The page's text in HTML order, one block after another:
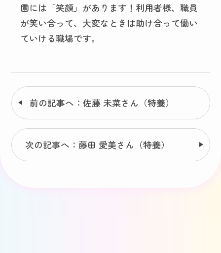
園には「笑顔」があります！利用者様、職員
が笑い合って、大変なときは助け合って働い
ていける職場です。
前の記事へ：佐藤 未菜さん（特養）
次の記事へ：藤田 愛美さん（特養）